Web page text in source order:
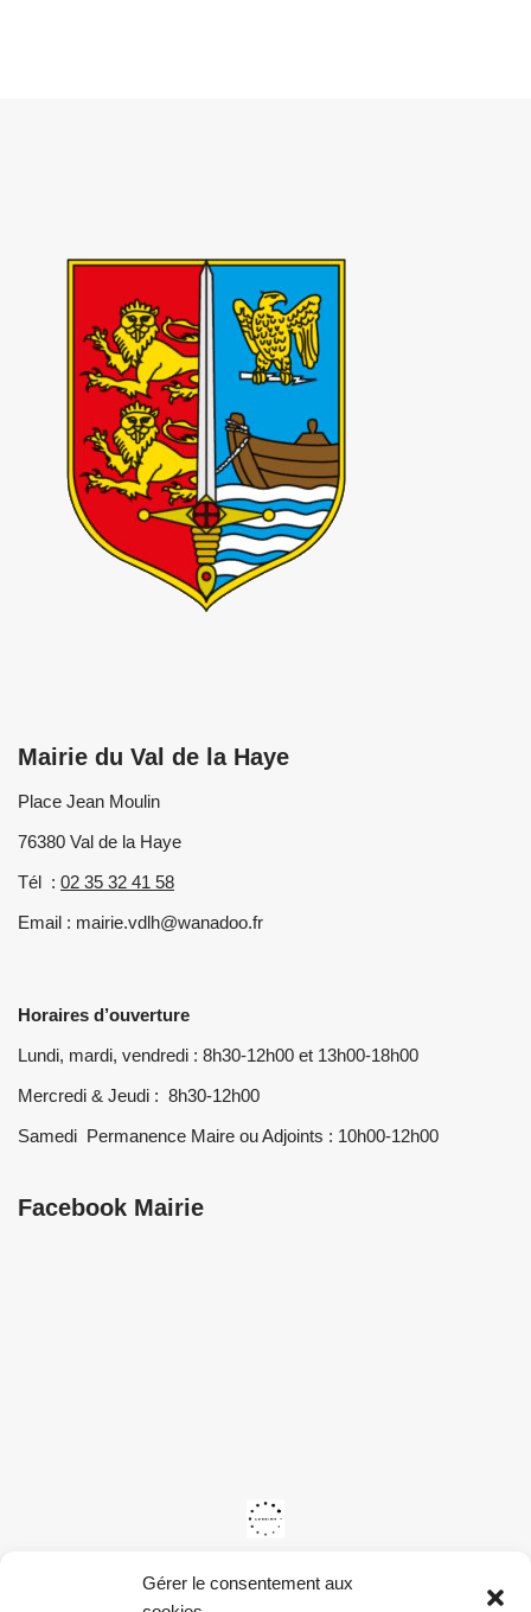
Gérer le consentement aux
Mairie du Val de la Haye
Place Jean Moulin
76380 Val de la Haye
Tél : 02 35 32 41 58
Email : mairie.vdlh@wanadoo.fr
Horaires d’ouverture
Lundi, mardi, vendredi : 8h30-12h00 et 13h00-18h00
Mercredi & Jeudi : 8h30-12h00
Samedi Permanence Maire ou Adjoints : 10h00-12h00
Facebook Mairie